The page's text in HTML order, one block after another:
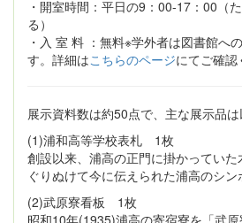
・開室時間：平日の9：00-17：00（
る）
・入 室 料 ：無料※学外者は図書館へ
す。詳細はこちらのページにてご確認
展示資料数は約50点で、主な展示品は
(1)浦和高等学校表札 1枚
創設以来、浦高の正門に掛かっていた
ぐりぬけて今に伝えられた浦高のシン
(2)武原寮看板 1枚
昭和10年(1935)浦高の寄宿寮を「武